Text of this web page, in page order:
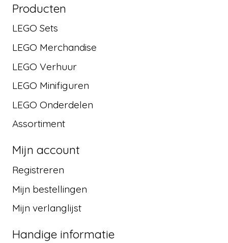
Producten
LEGO Sets
LEGO Merchandise
LEGO Verhuur
LEGO Minifiguren
LEGO Onderdelen
Assortiment
Mijn account
Registreren
Mijn bestellingen
Mijn verlanglijst
Handige informatie